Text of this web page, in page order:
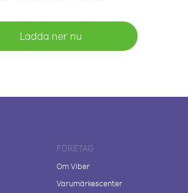
Ladda ner nu
FÖRETAG
Om Viber
Varumärkescenter